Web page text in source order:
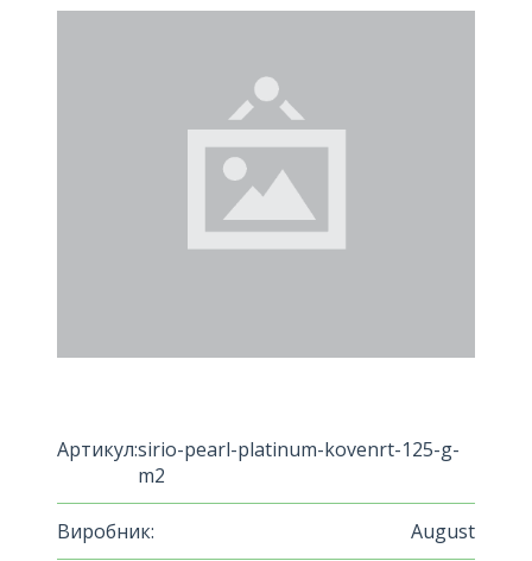
Артикул:sirio-pearl-platinum-kovenrt-125-g-
m2
Виробник: August